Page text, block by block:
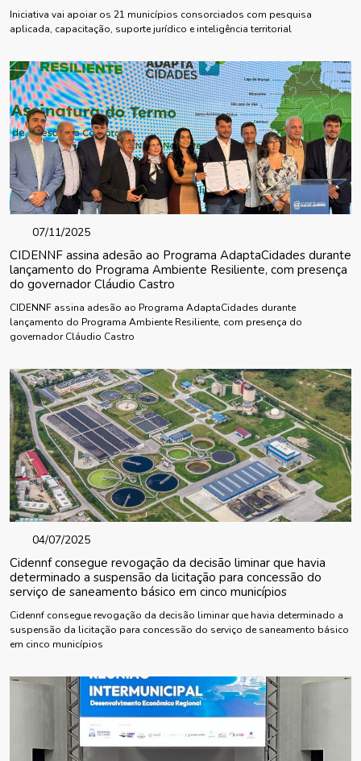
Iniciativa vai apoiar os 21 municípios consorciados com pesquisa
aplicada, capacitação, suporte jurídico e inteligência territorial
07/11/2025
CIDENNF assina adesão ao Programa AdaptaCidades durante
lançamento do Programa Ambiente Resiliente, com presença
do governador Cláudio Castro
CIDENNF assina adesão ao Programa AdaptaCidades durante
lançamento do Programa Ambiente Resiliente, com presença do
governador Cláudio Castro
04/07/2025
Cidennf consegue revogação da decisão liminar que havia
determinado a suspensão da licitação para concessão do
serviço de saneamento básico em cinco municípios
Cidennf consegue revogação da decisão liminar que havia determinado a
suspensão da licitação para concessão do serviço de saneamento básico
em cinco municípios